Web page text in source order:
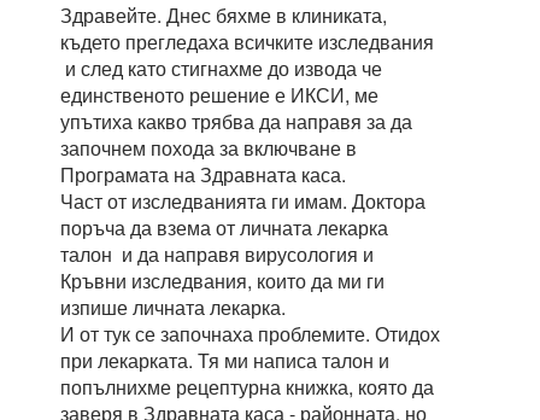
Здравейте. Днес бяхме в клиниката,
където прегледаха всичките изследвания
и след като стигнахме до извода че
единственото решение е ИКСИ, ме
упътиха какво трябва да направя за да
започнем похода за включване в
Програмата на Здравната каса.
Част от изследванията ги имам. Доктора
поръча да взема от личната лекарка
талон и да направя вирусология и
Кръвни изследвания, които да ми ги
изпише личната лекарка.
И от тук се започнаха проблемите. Отидох
при лекарката. Тя ми написа талон и
попълнихме рецептурна книжка, която да
заверя в Здравната каса - районната, но